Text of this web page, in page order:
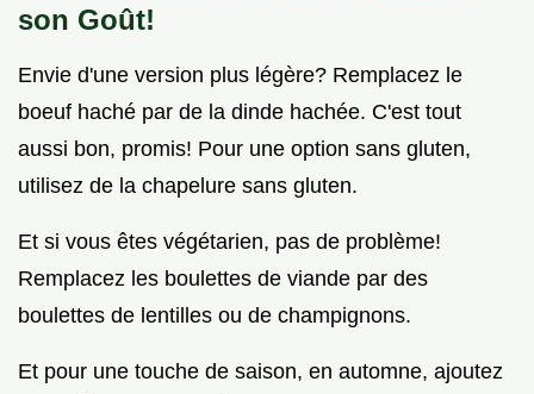
son Goût!
Envie d'une version plus légère? Remplacez le
boeuf haché par de la dinde hachée. C'est tout
aussi bon, promis! Pour une option sans gluten,
utilisez de la chapelure sans gluten.
Et si vous êtes végétarien, pas de problème!
Remplacez les boulettes de viande par des
boulettes de lentilles ou de champignons.
Et pour une touche de saison, en automne, ajoutez